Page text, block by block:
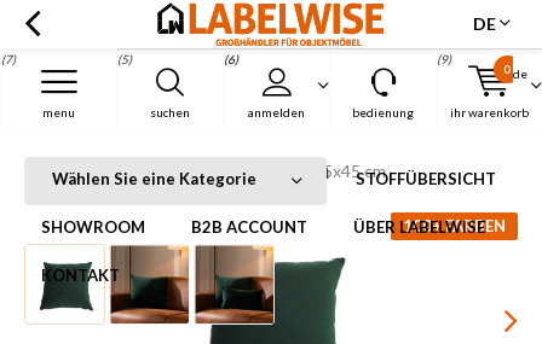
de
suchen
(5)
anmelden
(6)
menu
(7)
bedienung ihr warenkorb
0
(9)
Menu
DE
Wählen Sie eine Kategorie STOFFÜBERSICHT
SHOWROOM B2B ACCOUNT ÜBER LABELWISE
KONTAKT
Startseite Samt Kissen Anna grün 45x45 cm
Samt Kissen Anna grün 45x45 cm
100+ FARBEN